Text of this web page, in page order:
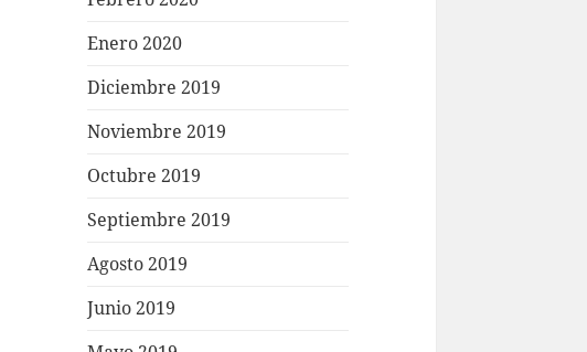
Enero 2020
Diciembre 2019
Noviembre 2019
Octubre 2019
Septiembre 2019
Agosto 2019
Junio 2019